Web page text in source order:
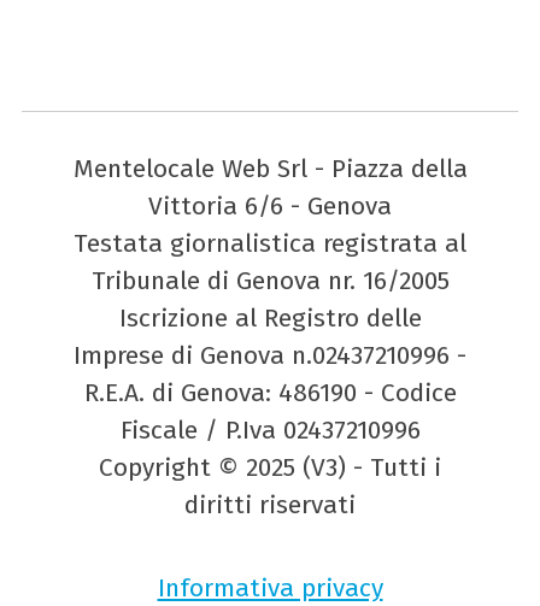
Mentelocale Web Srl - Piazza della
Vittoria 6/6 - Genova
Testata giornalistica registrata al
Tribunale di Genova nr. 16/2005
Iscrizione al Registro delle
Imprese di Genova n.02437210996 -
R.E.A. di Genova: 486190 - Codice
Fiscale / P.Iva 02437210996
Copyright © 2025 (V3) - Tutti i
diritti riservati
Informativa privacy